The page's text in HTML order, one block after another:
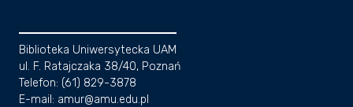
Biblioteka Uniwersytecka UAM
ul. F. Ratajczaka 38/40, Poznań
Telefon: (61) 829-3878
E-mail: amur@amu.edu.pl